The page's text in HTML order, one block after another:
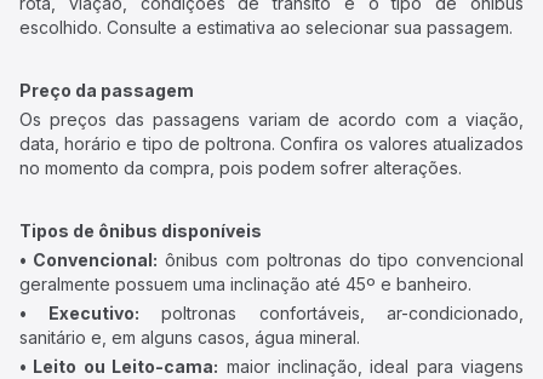
escolhido. Consulte a estimativa ao selecionar sua passagem.
Preço da passagem
Os preços das passagens variam de acordo com a viação,
data, horário e tipo de poltrona. Confira os valores atualizados
no momento da compra, pois podem sofrer alterações.
Tipos de ônibus disponíveis
• Convencional: ônibus com poltronas do tipo convencional
geralmente possuem uma inclinação até 45º e banheiro.
• Executivo: poltronas confortáveis, ar-condicionado,
sanitário e, em alguns casos, água mineral.
• Leito ou Leito-cama: maior inclinação, ideal para viagens